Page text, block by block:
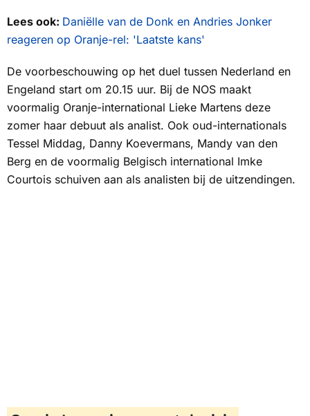
Lees ook: Daniëlle van de Donk en Andries Jonker
reageren op Oranje-rel: 'Laatste kans'
De voorbeschouwing op het duel tussen Nederland en
Engeland start om 20.15 uur. Bij de NOS maakt
voormalig Oranje-international Lieke Martens deze
zomer haar debuut als analist. Ook oud-internationals
Tessel Middag, Danny Koevermans, Mandy van den
Berg en de voormalig Belgisch international Imke
Courtois schuiven aan als analisten bij de uitzendingen.